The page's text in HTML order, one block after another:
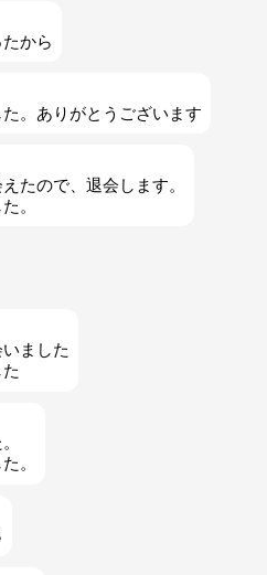
から
。ありがとうございます
たので、退会します。
。
ました
。